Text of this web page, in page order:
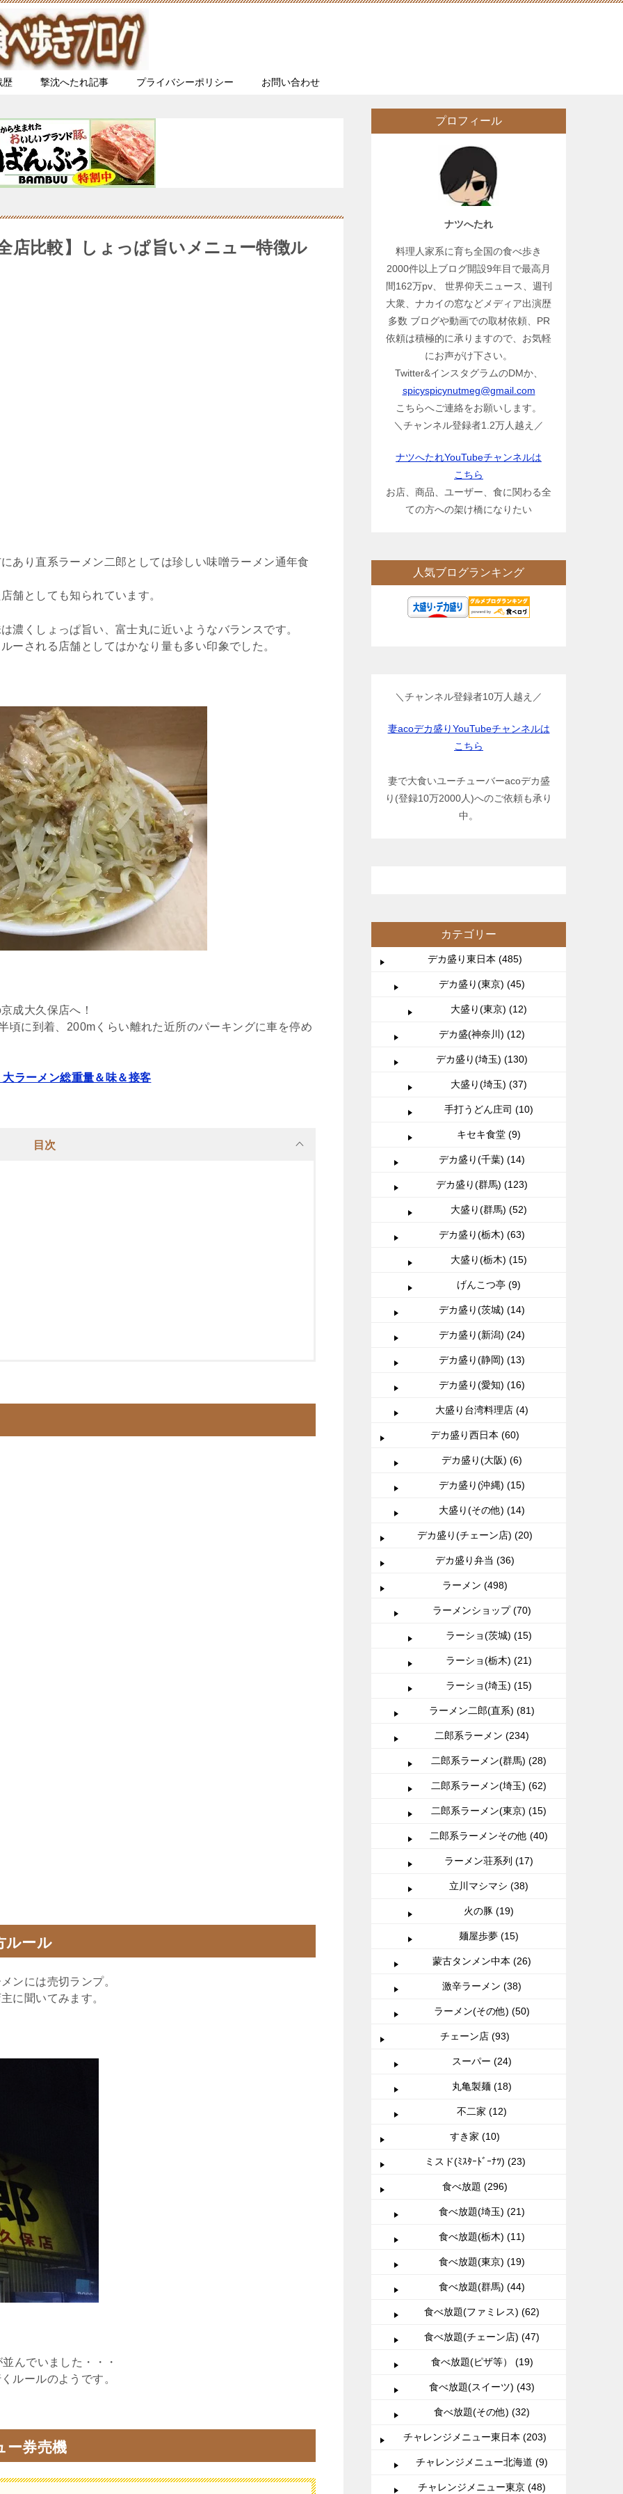
歴 撃沈へたれ記事 プライバシーポリシー お問い合わせ
店比較】しょっぱ旨いメニュー特徴ル
あり直系ラーメン二郎としては珍しい味噌ラーメン通年食
舗としても知られています。
濃くしょっぱ旨い、富士丸に近いようなバランスです。
ーされる店舗としてはかなり量も多い印象でした。
成大久保店へ！
頃に到着、200mくらい離れた近所のパーキングに車を停め
ラーメン総重量＆味＆接客
目次
ルール
ンには売切ランプ。
に聞いてみます。
んでいました・・・
ルールのようです。
ー券売機
プロフィール
ナツへたれ
料理人家系に育ち全国の食べ歩き
2000件以上ブログ開設9年目で最高月
間162万pv、 世界仰天ニュース、週刊
大衆、ナカイの窓などメディア出演歴
多数 ブログや動画での取材依頼、PR
依頼は積極的に承りますので、お気軽
にお声がけ下さい。
Twitter&インスタグラムのDMか、
spicyspicynutmeg@gmail.com
こちらへご連絡をお願いします。
＼チャンネル登録者1.2万人越え／
ナツへたれYouTubeチャンネルは
こちら
お店、商品、ユーザー、食に関わる全
ての方への架け橋になりたい
人気ブログランキング
＼チャンネル登録者10万人越え／
妻acoデカ盛りYouTubeチャンネルは
こちら
妻で大食いユーチューバーacoデカ盛
り(登録10万2000人)へのご依頼も承り
中。
カテゴリー
デカ盛り東日本 (485)
デカ盛り(東京) (45)
大盛り(東京) (12)
デカ盛(神奈川) (12)
デカ盛り(埼玉) (130)
大盛り(埼玉) (37)
手打うどん庄司 (10)
キセキ食堂 (9)
デカ盛り(千葉) (14)
デカ盛り(群馬) (123)
大盛り(群馬) (52)
デカ盛り(栃木) (63)
大盛り(栃木) (15)
げんこつ亭 (9)
デカ盛り(茨城) (14)
デカ盛り(新潟) (24)
デカ盛り(静岡) (13)
デカ盛り(愛知) (16)
大盛り台湾料理店 (4)
デカ盛り西日本 (60)
デカ盛り(大阪) (6)
デカ盛り(沖縄) (15)
大盛り(その他) (14)
デカ盛り(チェーン店) (20)
デカ盛り弁当 (36)
ラーメン (498)
ラーメンショップ (70)
ラーショ(茨城) (15)
ラーショ(栃木) (21)
ラーショ(埼玉) (15)
ラーメン二郎(直系) (81)
二郎系ラーメン (234)
二郎系ラーメン(群馬) (28)
二郎系ラーメン(埼玉) (62)
二郎系ラーメン(東京) (15)
二郎系ラーメンその他 (40)
ラーメン荘系列 (17)
立川マシマシ (38)
火の豚 (19)
麺屋歩夢 (15)
蒙古タンメン中本 (26)
激辛ラーメン (38)
ラーメン(その他) (50)
チェーン店 (93)
スーパー (24)
丸亀製麺 (18)
不二家 (12)
すき家 (10)
ミスド(ﾐｽﾀｰﾄﾞｰﾅﾂ) (23)
食べ放題 (296)
食べ放題(埼玉) (21)
食べ放題(栃木) (11)
食べ放題(東京) (19)
食べ放題(群馬) (44)
食べ放題(ファミレス) (62)
食べ放題(チェーン店) (47)
食べ放題(ピザ等） (19)
食べ放題(スイーツ) (43)
食べ放題(その他) (32)
チャレンジメニュー東日本 (203)
チャレンジメニュー北海道 (9)
チャレンジメニュー東京 (48)